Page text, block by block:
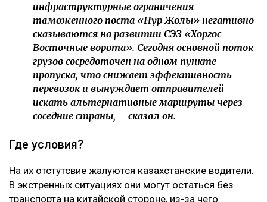
инфраструктурные ограничения
таможенного поста «Нур Жолы» негативно
сказываются на развитии СЭЗ «Хоргос –
Восточные ворота». Сегодня основной поток
грузов сосредоточен на одном пункте
пропуска, что снижает эффективность
перевозок и вынуждает отправителей
искать альтернативные маршруты через
соседние страны, – сказал он.
Где условия?
На их отстутсвие жалуются казахстанские водители.
В экстренных ситуациях они могут остаться без
транспорта на китайской стороне, из-за чего